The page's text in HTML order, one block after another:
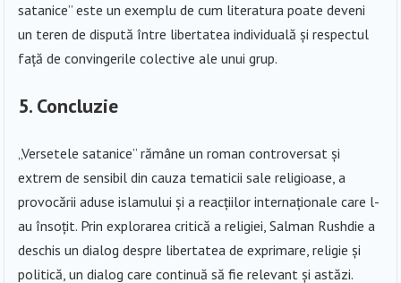
satanice” este un exemplu de cum literatura poate deveni
un teren de dispută între libertatea individuală și respectul
față de convingerile colective ale unui grup.
5. Concluzie
„Versetele satanice” rămâne un roman controversat și
extrem de sensibil din cauza tematicii sale religioase, a
provocării aduse islamului și a reacțiilor internaționale care l-
au însoțit. Prin explorarea critică a religiei, Salman Rushdie a
deschis un dialog despre libertatea de exprimare, religie și
politică, un dialog care continuă să fie relevant și astăzi.